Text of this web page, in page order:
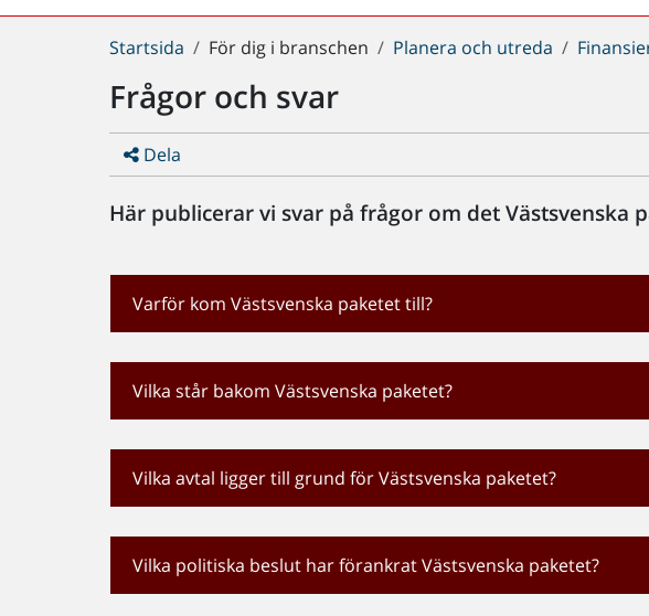
Du
här:
Startsida För dig i branschen Planera och utreda
Frågor och svar
Dela
Här publicerar vi svar på frågor om det Västsvenska
Varför kom Västsvenska paketet till?
Vilka står bakom Västsvenska paketet?
Vilka avtal ligger till grund för Västsvenska paketet?
Vilka politiska beslut har förankrat Västsvenska paketet?